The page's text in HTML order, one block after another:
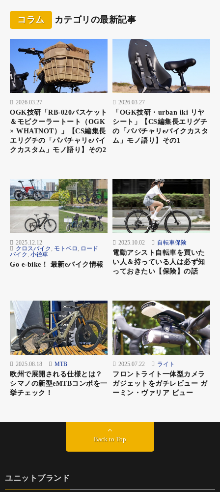
eバイクは電動アシストがあるので体力に差がある夫婦
でも一緒に出かけられるのが利点。主導権をどっちが握
るかは別問題だけどねー（笑）
■身も心も自由にしてくれる
これは距離にも反映される。これまでの自転車ツーリングでは1
日100km位が限界だったが、eバイクで電動アシストをうまく使
えば、同じ体力で110、120、130kmと距離を伸ばすことができ
る。もちろんどこまで延びるか個人差はあると思うが、より遠く
へ行けることは確実。そうeバイクは速く走るのは苦手だが、よ
が気になって立ち寄れなかった店に入ってみたり、帰り道を少し
だけ遠まわりしてみたり、立ち止まりきれいな景色を写真に撮っ
たり…… アシストがあればキャンプ用品をたくさん積んで走る
こともできる。余裕から生まれる自由、楽しみ方も無限に広がっ
て行く。
走り方は自由。自分のスタイルで、自分を表現する。eバイクで
大切なのは、速く走ることでも、誰かに勝つことでもなく、笑う
こと、楽しむことだと僕は思っている。
コラム カテゴリの最新記事
2026.03.27
OGK技研「RB-020バスケット
＆モビクーラートート（OGK
× WHATNOT）」【CS編集長
エリグチの「パパチャリeバイ
クカスタム」モノ語り】その2
2026.03.27
「OGK技研・urban iki リヤ
シート」【CS編集長エリグチ
の「パパチャリeバイクカスタ
ム」モノ語り】その1
2025.12.12
クロスバイク
モトベロ
ロード
バイク 小径車
Go e-bike！ 最新eバイク情報
2025.10.02 自転車保険
電動アシスト自転車を買いた
い人＆持っている人は必ず知
っておきたい【保険】の話
2025.08.18 MTB
欧州で展開される仕様とは？
シマノの新型eMTBコンポを一
挙チェック！
2025.07.22 ライト
フロントライト一体型カメラ
ガジェットをガチレビュー ガ
ーミン・ヴァリア ビュー
Back to Top
ユニットブランド